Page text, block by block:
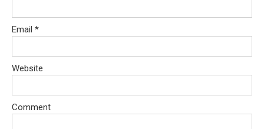
Email *
Website
Comment